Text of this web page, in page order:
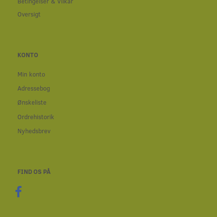
Oversigt
KONTO
Min konto
Adressebog
Ønskeliste
Ordrehistorik
Nyhedsbrev
FIND OS PÅ